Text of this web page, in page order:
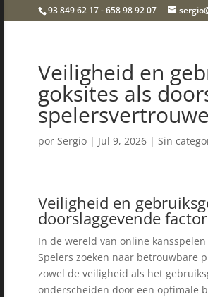
93 849 62 17 - 658 98 92 07
Veiligheid en
goksites als
porSergio | Jul 9, 2026 | Sin
Veiligheid en
doorslaggevende
In de wereld van online
Spelers zoeken naar betrouwbare
zowel de veiligheid als het
onderscheiden door een optimale